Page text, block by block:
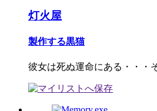
灯火屋
製作する黒猫
彼女は死ぬ運命にある・・・